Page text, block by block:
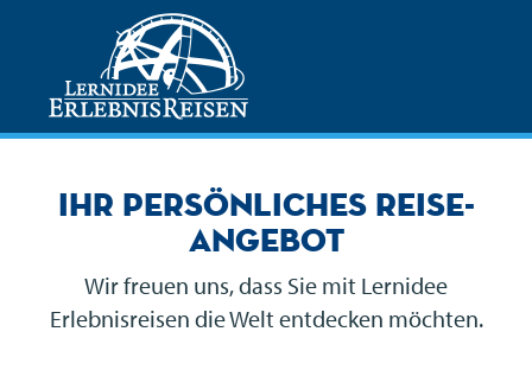
Ihr persönliches Reise-
Angebot
Wir freuen uns, dass Sie mit Lernidee
Erlebnisreisen die Welt entdecken möchten.